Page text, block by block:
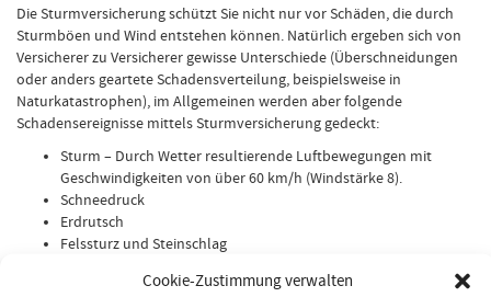
Cookie-Zustimmung verwalten
Die Sturmversicherung schützt Sie nicht nur vor Schäden, die durch
Sturmböen und Wind entstehen können. Natürlich ergeben sich von
Versicherer zu Versicherer gewisse Unterschiede (Überschneidungen
oder anders geartete Schadensverteilung, beispielsweise in
Naturkatastrophen), im Allgemeinen werden aber folgende
Schadensereignisse mittels Sturmversicherung gedeckt:
Sturm – Durch Wetter resultierende Luftbewegungen mit
Geschwindigkeiten von über 60 km/h (Windstärke 8).
Schneedruck
Erdrutsch
Felssturz und Steinschlag